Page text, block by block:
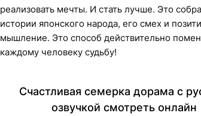
реализовать мечты. И стать лучше. Это
истории японского народа, его смех и
мышление. Это способ действительно
каждому человеку судьбу!
Счастливая семерка дорама с
озвучкой смотреть онлайн